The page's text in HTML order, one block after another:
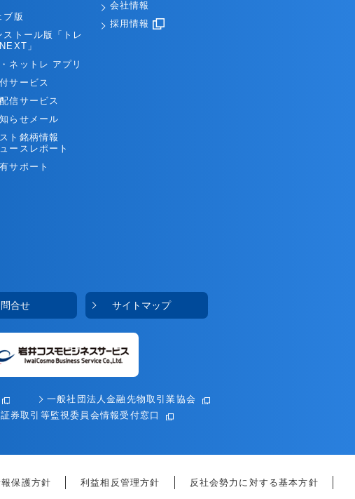
ブ版
ストール版「トレ
」
ネットレ アプリ
サービス
信サービス
らせメール
ト銘柄情報
ースレポート
サポート
会社情報
採用情報
合せ サイトマップ
一般社団法人金融先物取引業協会
証券取引等監視委員会情報受付窓口
保護方針 利益相反管理方針 反社会勢力に対する基本方針